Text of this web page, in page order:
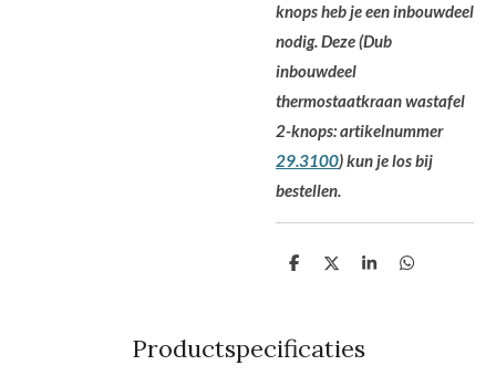
knops heb je een inbouwdeel
nodig. Deze (Dub
inbouwdeel
thermostaatkraan wastafel
2-knops: artikelnummer
29.3100) kun je los bij
bestellen.
D
n
D
S
D
Productspecificaties